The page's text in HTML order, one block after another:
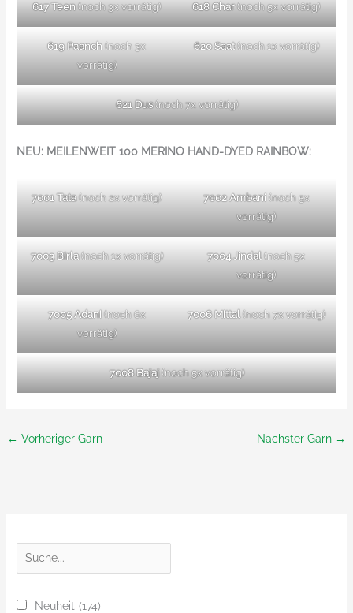
617 Teen(noch 3x vorrätig) 618 Char(noch 5x vorrätig)
619 Paanch (noch 3x
vorrätig)
620 Saat(noch 1x vorrätig)
621 Dus(noch 7x vorrätig)
NEU: MEILENWEIT 100 MERINO HAND-DYED RAINBOW:
7001 Tata(noch 2x vorrätig) 7002 Ambani (noch 5x
vorrätig)
7003 Birla(noch 1x vorrätig) 7004 Jindal(noch 5x
vorrätig)
7005 Adani (noch 6x
vorrätig)
7006 Mittal(noch 7x vorrätig)
7008 Bajaj (noch 5x vorrätig)
← Vorheriger Garn Nächster Garn →
u
Neuheit (174)